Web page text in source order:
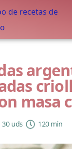
masa
30 uds 120 min